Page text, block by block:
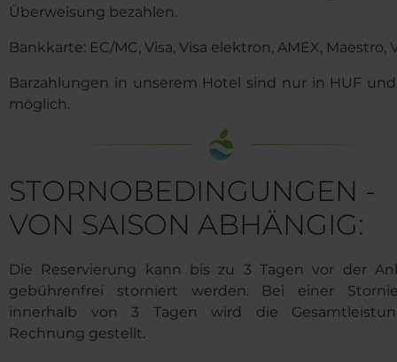
Überweisung bezahlen.
Bankkarte: EC/MC, Visa, Visa elektron, AMEX, Maestro,
Barzahlungen in unserem Hotel sind nur in HUF
möglich.
STORNOBEDINGUNGEN -
VON SAISON ABHÄNGIG:
Die Reservierung kann bis zu 3 Tagen vor der
gebührenfrei storniert werden. Bei einer
innerhalb von 3 Tagen wird die
Rechnung gestellt.